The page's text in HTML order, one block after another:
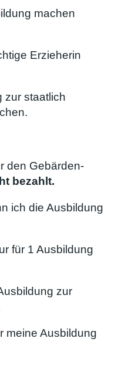
machen
Erzieherin
zur staatlich
den Gebärden-
bezahlt.
ich die Ausbildung
für 1 Ausbildung
zur
meine Ausbildung